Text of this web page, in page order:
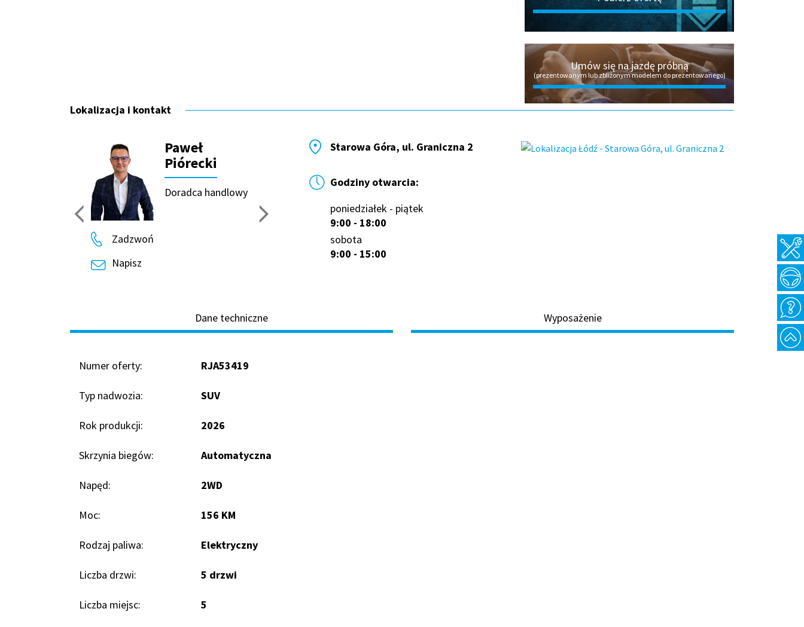
Umów się na jazdę próbną
(prezentowanym lub zbliżonym modelem do prezentowanego)
Lokalizacja i kontakt
Paweł
Piórecki
Doradca handlowy
Zadzwoń
Napisz
Starowa Góra, ul. Graniczna 2
Godziny otwarcia:
poniedziałek - piątek
9:00 - 18:00
sobota
9:00 - 15:00
Dane techniczne
Numer oferty: RJA53419
Typ nadwozia: SUV
Rok produkcji: 2026
Skrzynia biegów: Automatyczna
Napęd: 2WD
Moc: 156 KM
Rodzaj paliwa: Elektryczny
Liczba drzwi: 5 drzwi
Liczba miejsc: 5
Wyposażenie